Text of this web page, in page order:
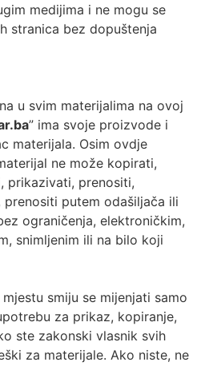
medijima i ne mogu se
stranica bez dopuštenja
u svim materijalima na ovoj
” ima svoje proizvode i
materijala. Osim ovdje
ne može kopirati,
prikazivati, prenositi,
putem odašiljača ili
ograničenja, elektroničkim,
snimljenim ili na bilo koji
smiju se mijenjati samo
za prikaz, kopiranje,
ste zakonski vlasnik svih
za materijale. Ako niste, ne